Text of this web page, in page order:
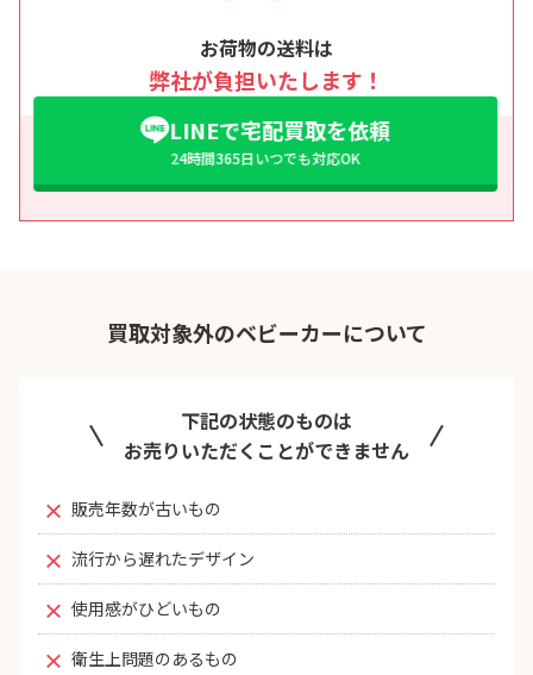
お荷物の送料は
弊社が負担いたします！
LINEで宅配買取を依頼
24時間365日いつでも対応OK
買取対象外のベビーカーについて
下記の状態のものは
お売りいただくことができません
販売年数が古いもの
流行から遅れたデザイン
使用感がひどいもの
衛生上問題のあるもの